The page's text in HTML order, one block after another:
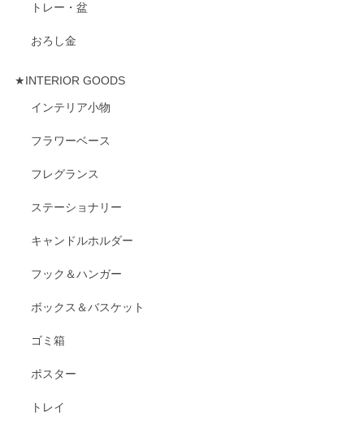
トレー・盆
おろし金
★INTERIOR GOODS
インテリア小物
フラワーベース
フレグランス
ステーショナリー
キャンドルホルダー
フック＆ハンガー
ボックス＆バスケット
ゴミ箱
ポスター
トレイ